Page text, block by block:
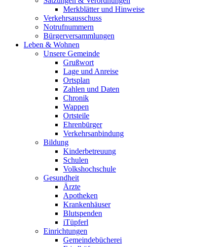
Merkblätter und Hinweise
Verkehrsausschuss
Notrufnummern
Bürgerversammlungen
Leben & Wohnen
Unsere Gemeinde
Grußwort
Lage und Anreise
Ortsplan
Zahlen und Daten
Chronik
Wappen
Ortsteile
Ehrenbürger
Verkehrsanbindung
Bildung
Kinderbetreuung
Schulen
Volkshochschule
Gesundheit
Ärzte
Apotheken
Krankenhäuser
Blutspenden
iTüpferl
Einrichtungen
Gemeindebücherei